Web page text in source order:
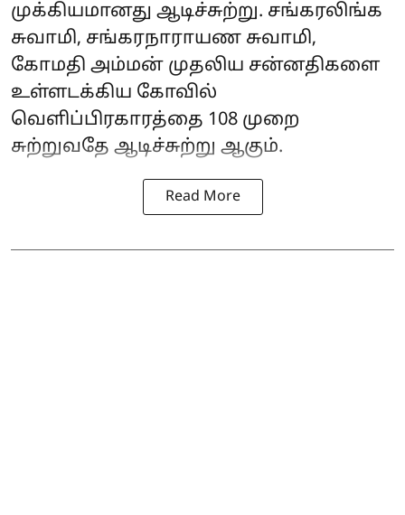
முக்கியமானது ஆடிச்சுற்று. சங்கரலிங்க
சுவாமி, சங்கரநாராயண சுவாமி,
கோமதி அம்மன் முதலிய சன்னதிகளை
உள்ளடக்கிய கோவில்
வெளிப்பிரகாரத்தை 108 முறை
சுற்றுவதே ஆடிச்சுற்று ஆகும்.
Read More